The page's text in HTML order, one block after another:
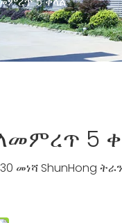
5
መነሻ ShunHong